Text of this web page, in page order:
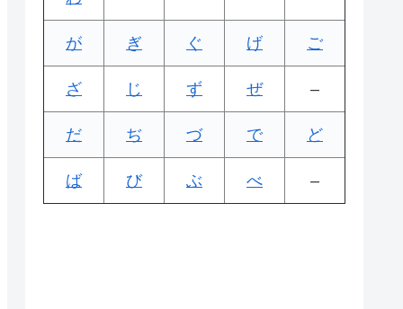
が ぎ ぐ げ ご
ざ じ ず ぜ –
だ ぢ づ で ど
ば び ぶ べ –